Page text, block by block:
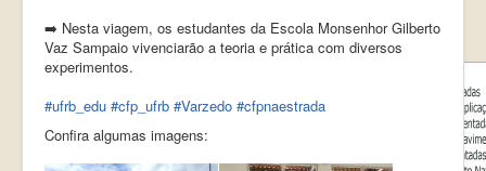
➡️ Nesta viagem, os estudantes da Escola Monsenhor Gilberto
Vaz Sampaio vivenciarão a teoria e prática com diversos
experimentos.
#ufrb_edu #cfp_ufrb #Varzedo #cfpnaestrada
Confira algumas imagens: